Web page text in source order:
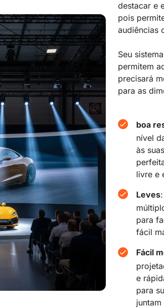
destacar e
pois
audiências
Seu
permitem
precisará
para as
boa
nível
às
livre e
Leves
para
fácil
Fácil
e
para